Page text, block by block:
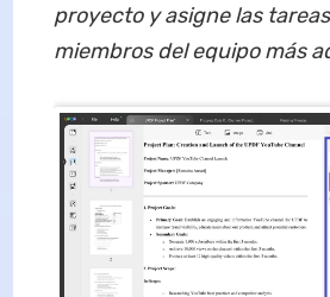
proyecto y asigne las
miembros del equipo más